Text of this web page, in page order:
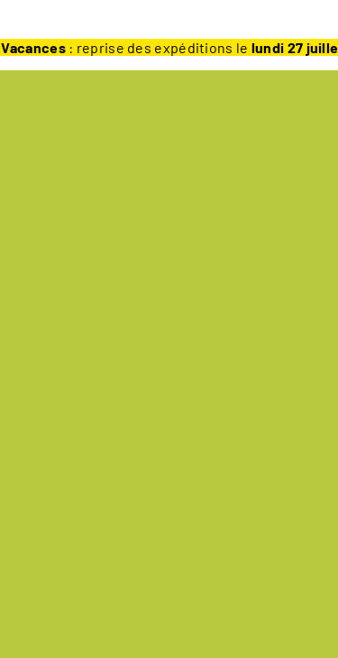
Vacances: reprise des expéditions le lundi 27